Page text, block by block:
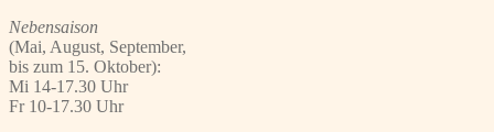
Nebensaison
(Mai, August, September,
bis zum 15. Oktober):
Mi 14-17.30 Uhr
Fr 10-17.30 Uhr